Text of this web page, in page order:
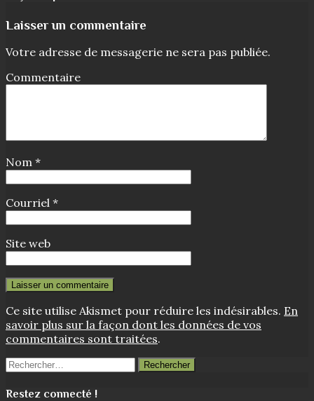
Laisser un commentaire
Votre adresse de messagerie ne sera pas publiée.
Commentaire
Nom *
Courriel *
Site web
Ce site utilise Akismet pour réduire les indésirables. En
savoir plus sur la façon dont les données de vos
commentaires sont traitées.
Rechercher :
Restez connecté !